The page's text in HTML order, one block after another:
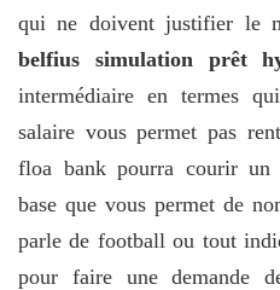
qui ne doivent justifier le
belfius simulation prêt
intermédiaire en termes
salaire vous permet pas
floa bank pourra courir un
base que vous permet de
parle de football ou tout
pour faire une demande